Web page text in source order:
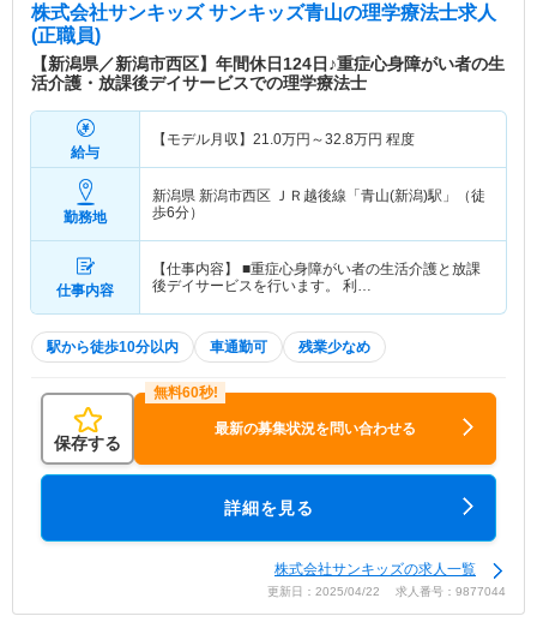
株式会社サンキッズ サンキッズ青山の理学療法士求人
(正職員)
【新潟県／新潟市西区】年間休日124日♪重症心身障がい者の生
活介護・放課後デイサービスでの理学療法士
給与
【モデル月収】 21.0万円～32.8万円 程度
勤務地
新潟県 新潟市西区 ＪＲ越後線「青山(新潟)駅」（徒
歩6分）
仕事内容
【仕事内容】 ■重症心身障がい者の生活介護と放課
後デイサービスを行います。 利…
駅から徒歩10分以内 車通勤可 残業少なめ
保存する
最新の募集状況を問い合わせる
詳細を見る
株式会社サンキッズの求人一覧
更新日：2025/04/22 求人番号：9877044